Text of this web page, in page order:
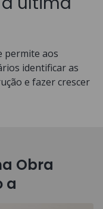
permite aos
identificar as
e fazer crescer
Obra
a